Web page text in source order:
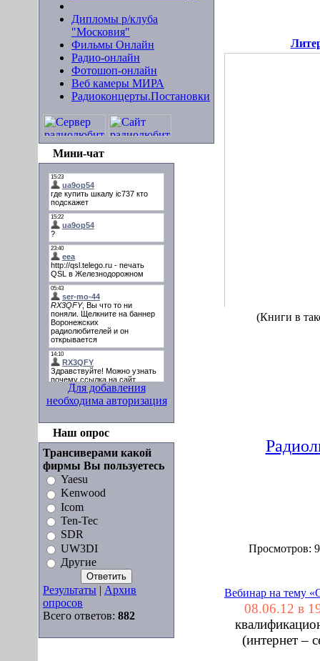
Дипломы р/клуба
"Московия"
Фильмы Онлайн
Радио-онлайн
Фотошоп-онлайн
Веб камеры МИРА
Радиоконцерты.Постановки
Мини-чат
Для добавления
необходима авторизация
Наш опрос
Трансиверами какой
фирмы Вы пользуетесь
Yaesu
Kenwood
Icom
Ten-Tec
SDR
UW3DI
Другие
Результаты | Архив
опросов
Всего ответов: 882
(Книги в
Просмотров:
Вебинар на тему
08.06.12 в
(интернет –